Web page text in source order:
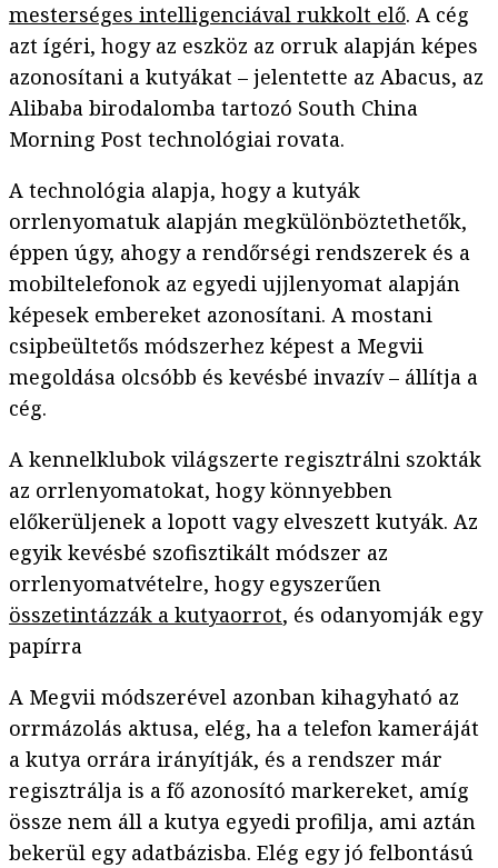
mesterséges intelligenciával rukkolt elő. A cég
azt ígéri, hogy az eszköz az orruk alapján képes
azonosítani a kutyákat – jelentette az Abacus, az
Alibaba birodalomba tartozó South China
Morning Post technológiai rovata.
A technológia alapja, hogy a kutyák
orrlenyomatuk alapján megkülönböztethetők,
éppen úgy, ahogy a rendőrségi rendszerek és a
mobiltelefonok az egyedi ujjlenyomat alapján
képesek embereket azonosítani. A mostani
csipbeültetős módszerhez képest a Megvii
megoldása olcsóbb és kevésbé invazív – állítja a
cég.
A kennelklubok világszerte regisztrálni szokták
az orrlenyomatokat, hogy könnyebben
előkerüljenek a lopott vagy elveszett kutyák. Az
egyik kevésbé szofisztikált módszer az
orrlenyomatvételre, hogy egyszerűen
összetintázzák a kutyaorrot, és odanyomják egy
papírra
A Megvii módszerével azonban kihagyható az
orrmázolás aktusa, elég, ha a telefon kameráját
a kutya orrára irányítják, és a rendszer már
regisztrálja is a fő azonosító markereket, amíg
össze nem áll a kutya egyedi profilja, ami aztán
bekerül egy adatbázisba. Elég egy jó felbontású